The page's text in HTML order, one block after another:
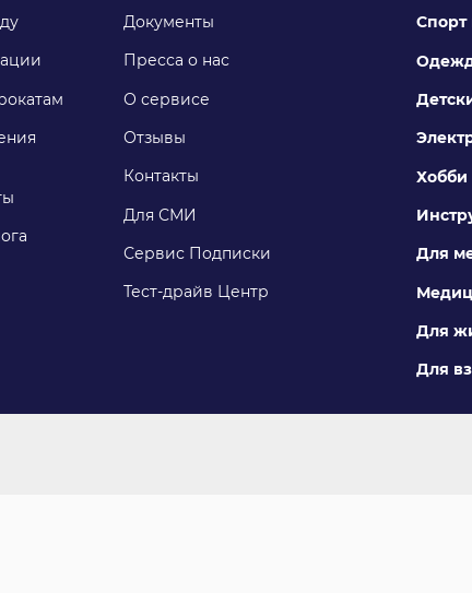
Документы
Пресса о нас
О сервисе
Отзывы
Контакты
Для СМИ
Сервис Подписки
Тест-драйв Центр
Спорт
Хобби
Для
Для
Для